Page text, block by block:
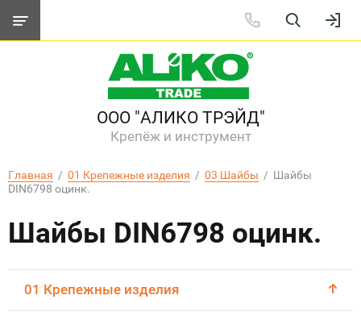
ООО "АЛИКО ТРЭЙД"
Крепёж и инструмент
Главная
  /
01 Крепежные изделия
  /
03 Шайбы
  /  Шайбы
DIN6798 оцинк.
Шайбы DIN6798 оцинк.
01 Крепежные изделия